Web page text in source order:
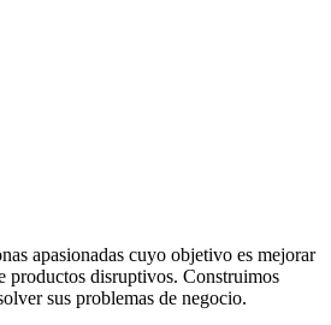
apasionadas cuyo objetivo es mejorar
productos disruptivos. Construimos
sus problemas de negocio.